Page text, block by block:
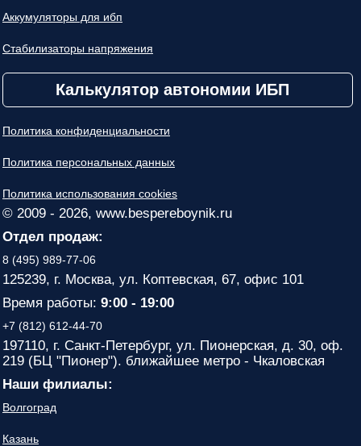
Аккумуляторы для ибп
Стабилизаторы напряжения
Калькулятор автономии ИБП
Политика конфиденциальности
Политика персональных данных
Политика использования cookies
© 2009 - 2026, www.bespereboynik.ru
Отдел продаж:
8 (495) 989-77-06
125239, г. Москва, ул. Коптевская, 67, офис 101
Время работы: 9:00 - 19:00
+7 (812) 612-44-70
197110, г. Санкт-Петербург, ул. Пионерская, д. 30, оф.
219 (БЦ "Пионер"). ближайшее метро - Чкаловская
Наши филиалы:
Волгоград
Казань